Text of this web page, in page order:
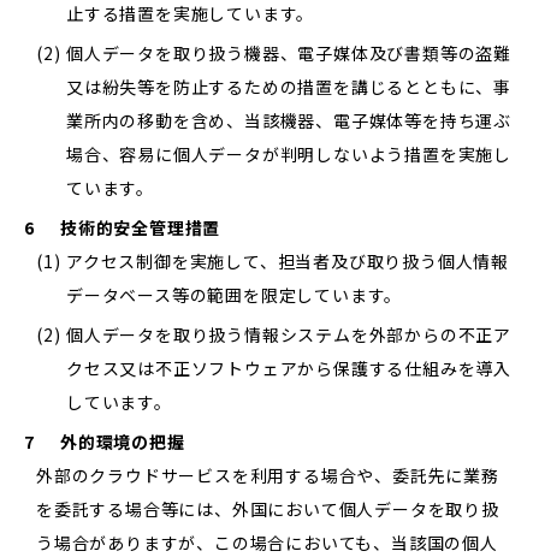
止する措置を実施しています。
(2) 個人データを取り扱う機器、電子媒体及び書類等の盗難
又は紛失等を防止するための措置を講じるとともに、事
業所内の移動を含め、当該機器、電子媒体等を持ち運ぶ
場合、容易に個人データが判明しないよう措置を実施し
ています。
6
技術的安全管理措置
(1) アクセス制御を実施して、担当者及び取り扱う個人情報
データベース等の範囲を限定しています。
(2) 個人データを取り扱う情報システムを外部からの不正ア
クセス又は不正ソフトウェアから保護する仕組みを導入
しています。
7
外的環境の把握
外部のクラウドサービスを利用する場合や、委託先に業務
を委託する場合等には、外国において個人データを取り扱
う場合がありますが、この場合においても、当該国の個人